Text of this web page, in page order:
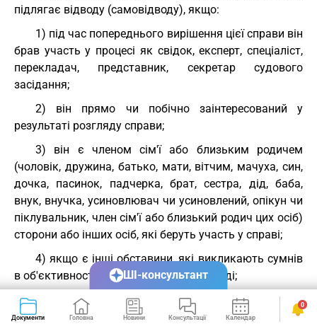
підлягає відводу (самовідводу), якщо:
1) під час попереднього вирішення цієї справи він
брав участь у процесі як свідок, експерт, спеціаліст,
перекладач, представник, секретар судового
засідання;
2) він прямо чи побічно заінтересований у
результаті розгляду справи;
3) він є членом сім'ї або близьким родичем
(чоловік, дружина, батько, мати, вітчим, мачуха, син,
дочка, пасинок, падчерка, брат, сестра, дід, баба,
внук, внучка, усиновлювач чи усиновлений, опікун чи
піклувальник, член сім'ї або близький родич цих осіб)
сторони або інших осіб, які беруть участь у справі;
4) якщо є інші обставини, які викликають сумнів
в об'єктивності та неупередженості судді;
5) було порушено порядок визначення судді для
розгляду справи, встановлений частиною третьою
Документи Головна Новини Консультації Календар Сервіси
0
ШІ-консультант